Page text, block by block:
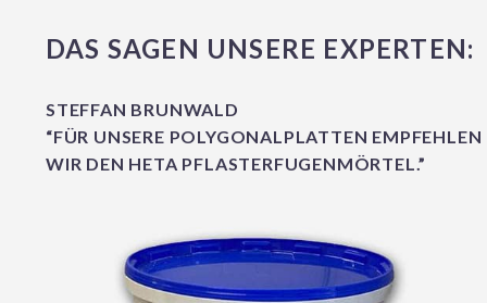
DAS SAGEN UNSERE EXPERTEN:
STEFFAN BRUNWALD
“FÜR UNSERE POLYGONALPLATTEN EMPFEHLEN
WIR DEN HETA PFLASTERFUGENMÖRTEL.”